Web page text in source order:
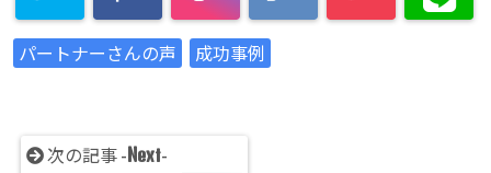
パートナーさんの声 成功事例
次の記事 - Next-